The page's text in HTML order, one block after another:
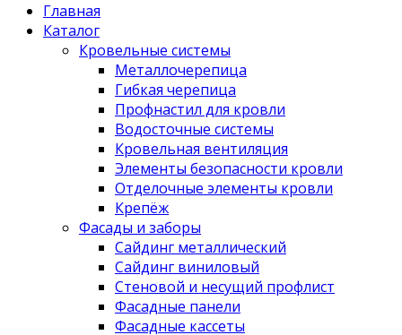
Главная
Каталог
Кровельные системы
Металлочерепица
Гибкая черепица
Профнастил для кровли
Водосточные системы
Кровельная вентиляция
Элементы безопасности кровли
Отделочные элементы кровли
Крепёж
Фасады и заборы
Сайдинг металлический
Сайдинг виниловый
Стеновой и несущий профлист
Фасадные панели
Фасадные кассеты